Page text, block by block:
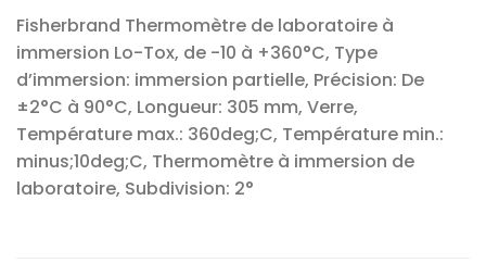
Fisherbrand Thermomètre de laboratoire à
immersion Lo-Tox, de -10 à +360°C, Type
d’immersion: immersion partielle, Précision: De
±2°C à 90°C, Longueur: 305 mm, Verre,
Température max.: 360deg;C, Température min.:
minus;10deg;C, Thermomètre à immersion de
laboratoire, Subdivision: 2°